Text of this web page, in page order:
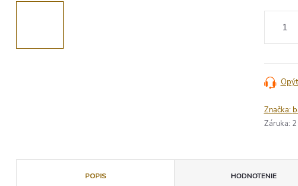
Značka:
Záruka:
POPIS HODNOTENIE